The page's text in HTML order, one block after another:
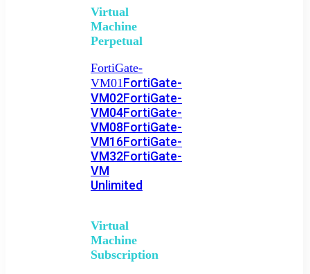
Virtual
Machine
Perpetual
FortiGate-
VM01FortiGate-
VM02FortiGate-
VM04FortiGate-
VM08FortiGate-
VM16FortiGate-
VM32FortiGate-
VM
Unlimited
Virtual
Machine
Subscription